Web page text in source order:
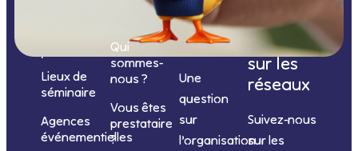
prestations
Lieux de
séminaire
Agences
événementielles
Informations
Qui
sommes-
nous ?
Vous êtes
prestataire
?
Nous
contacter
Une
question
sur
l’organisation
Nous
suivre
sur les
réseaux
Suivez-nous
sur les